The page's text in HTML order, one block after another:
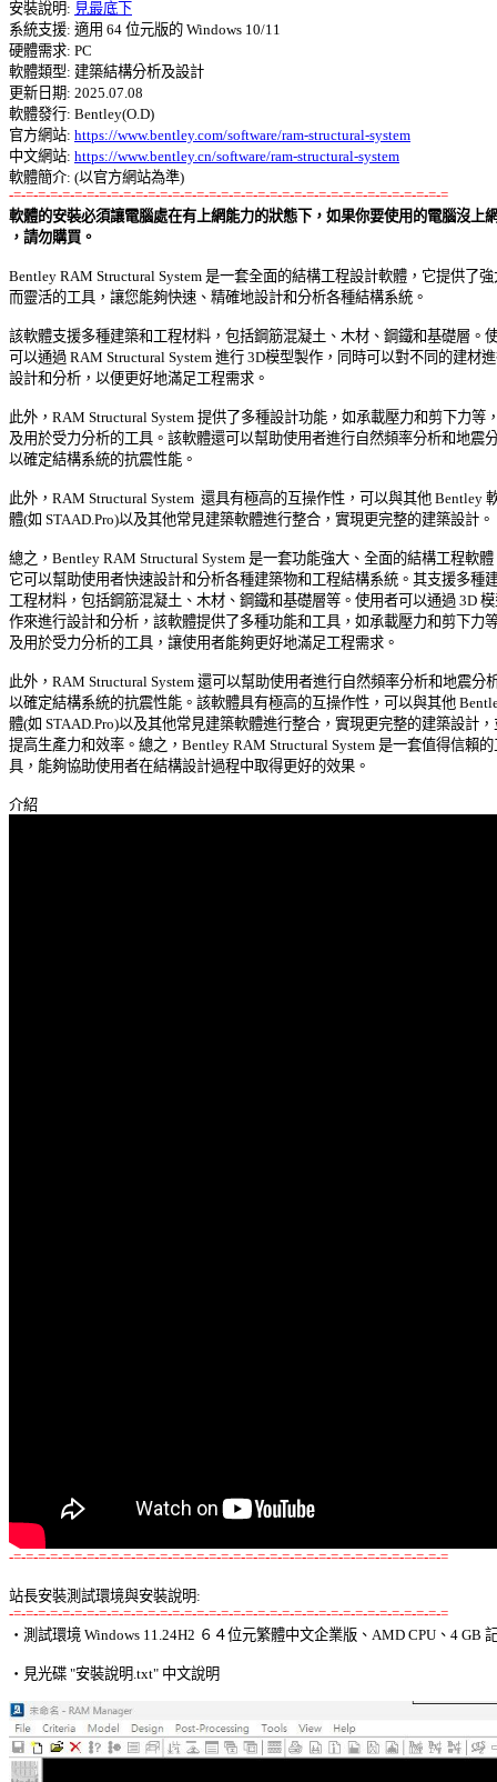
安裝說明: 見最底下
系統支援: 適用 64 位元版的 Windows 10/11
硬體需求: PC
軟體類型: 建築結構分析及設計
更新日期: 2025.07.08
軟體發行: Bentley(O.D)
官方網站: https://www.bentley.com/software/ram-structural-system
中文網站: https://www.bentley.cn/software/ram-structural-system
-=-=-=-=-=-=-=-=-=-=-=-=-=-=-=-=-=-=-=-=-=-=-=-=-=-=-=-=-=-=-=-=-=-=-=-=
軟體的安裝必須讓電腦處在有上網能力的狀態下，如果你要使用的電腦沒上
，請勿購買。
Bentley RAM Structural System 是一套全面的結構工程設計軟體，它提供了
而靈活的工具，讓您能夠快速、精確地設計和分析各種結構系統。
該軟體支援多種建築和工程材料，包括鋼筋混凝土、木材、鋼鐵和基礎層。
可以通過 RAM Structural System 進行 3D模型製作，同時可以對不同的建材
設計和分析，以便更好地滿足工程需求。
此外，RAM Structural System 提供了多種設計功能，如承載壓力和剪下力等
及用於受力分析的工具。該軟體還可以幫助使用者進行自然頻率分析和地震
以確定結構系統的抗震性能。
此外，RAM Structural System  還具有極高的互操作性，可以與其他 Bentley
體(如 STAAD.Pro)以及其他常見建築軟體進行整合，實現更完整的建築設計。
總之，Bentley RAM Structural System 是一套功能強大、全面的結構工程軟
它可以幫助使用者快速設計和分析各種建築物和工程結構系統。其支援多種
工程材料，包括鋼筋混凝土、木材、鋼鐵和基礎層等。使用者可以通過 3D
作來進行設計和分析，該軟體提供了多種功能和工具，如承載壓力和剪下力
及用於受力分析的工具，讓使用者能夠更好地滿足工程需求。
此外，RAM Structural System 還可以幫助使用者進行自然頻率分析和地震分
以確定結構系統的抗震性能。該軟體具有極高的互操作性，可以與其他
體(如 STAAD.Pro)以及其他常見建築軟體進行整合，實現更完整的建築設計
提高生產力和效率。總之，Bentley RAM Structural System 是一套值得信賴
具，能夠協助使用者在結構設計過程中取得更好的效果。
-=-=-=-=-=-=-=-=-=-=-=-=-=-=-=-=-=-=-=-=-=-=-=-=-=-=-=-=-=-=-=-=-=-=-=-=
站長安裝測試環境與安裝說明:
-=-=-=-=-=-=-=-=-=-=-=-=-=-=-=-=-=-=-=-=-=-=-=-=-=-=-=-=-=-=-=-=-=-=-=-=
‧測試環境 Windows 11.24H2 ６４位元繁體中文企業版、AMD CPU、4 GB
‧見光碟 "安裝說明.txt" 中文說明